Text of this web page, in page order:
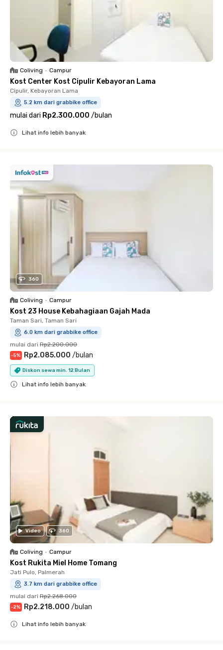
Coliving • Campur
Kost Center Kost Cipulir Kebayoran Lama
Cipulir, Kebayoran Lama
5.2 km dari grabbike office
mulai dari Rp2.300.000 /bulan
Lihat info lebih banyak
360
Coliving • Campur
Kost 23 House Kebahagiaan Gajah Mada
Taman Sari, Taman Sari
6.0 km dari grabbike office
mulai dari Rp2.200.000
-5% Rp2.085.000 /bulan
Diskon sewa min. 12 Bulan
Lihat info lebih banyak
Video 360
Coliving • Campur
Kost Rukita Miel Home Tomang
Jati Pulo, Palmerah
3.7 km dari grabbike office
mulai dari Rp2.268.000
-2% Rp2.218.000 /bulan
Lihat info lebih banyak